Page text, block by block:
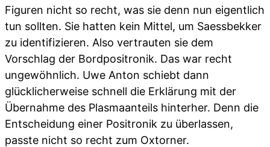
Figuren nicht so recht, was sie denn nun eigentlich
tun sollten. Sie hatten kein Mittel, um Saessbekker
zu identifizieren. Also vertrauten sie dem
Vorschlag der Bordpositronik. Das war recht
ungewöhnlich. Uwe Anton schiebt dann
glücklicherweise schnell die Erklärung mit der
Übernahme des Plasmaanteils hinterher. Denn die
Entscheidung einer Positronik zu überlassen,
passte nicht so recht zum Oxtorner.